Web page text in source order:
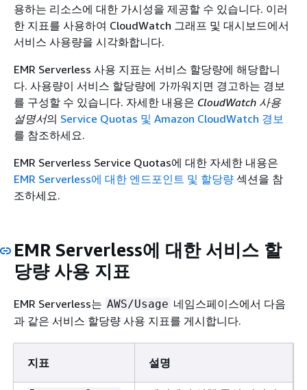
용하는 리소스에 대한 가시성을 제공할 수 있습니다. 이러
한 지표를 사용하여 CloudWatch 그래프 및 대시보드에서
서비스 사용량을 시각화합니다.
EMR Serverless 사용 지표는 서비스 할당량에 해당합니
다. 사용량이 서비스 할당량에 가까워지면 경고하는 경보
를 구성할 수 있습니다. 자세한 내용은 CloudWatch 사용
설명서의 Service Quotas 및 Amazon CloudWatch 경보
를 참조하세요.
EMR Serverless Service Quotas에 대한 자세한 내용은
EMR Serverless에 대한 엔드포인트 및 할당량 섹션을 참
조하세요.
EMR Serverless에 대한 서비스 할
당량 사용 지표
EMR Serverless는 AWS/Usage 네임스페이스에서 다음
과 같은 서비스 할당량 사용 지표를 게시합니다.
지표 설명